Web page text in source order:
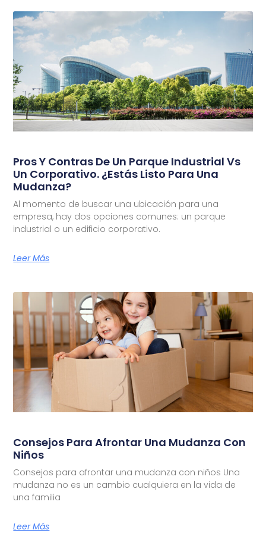
Pros Y Contras De Un Parque Industrial Vs
Un Corporativo. ¿Estás Listo Para Una
Mudanza?
Al momento de buscar una ubicación para una
empresa, hay dos opciones comunes: un parque
industrial o un edificio corporativo.
Leer Más
Consejos Para Afrontar Una Mudanza Con
Niños
Consejos para afrontar una mudanza con niños Una
mudanza no es un cambio cualquiera en la vida de
una familia
Leer Más